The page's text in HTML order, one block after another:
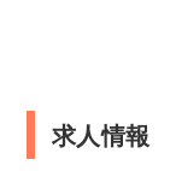
求人情報